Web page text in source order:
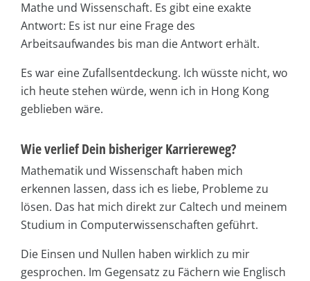
Mathe und Wissenschaft. Es gibt eine exakte
Antwort: Es ist nur eine Frage des
Arbeitsaufwandes bis man die Antwort erhält.
Es war eine Zufallsentdeckung. Ich wüsste nicht, wo
ich heute stehen würde, wenn ich in Hong Kong
geblieben wäre.
Wie verlief Dein bisheriger Karriereweg?
Mathematik und Wissenschaft haben mich
erkennen lassen, dass ich es liebe, Probleme zu
lösen. Das hat mich direkt zur Caltech und meinem
Studium in Computerwissenschaften geführt.
Die Einsen und Nullen haben wirklich zu mir
gesprochen. Im Gegensatz zu Fächern wie Englisch